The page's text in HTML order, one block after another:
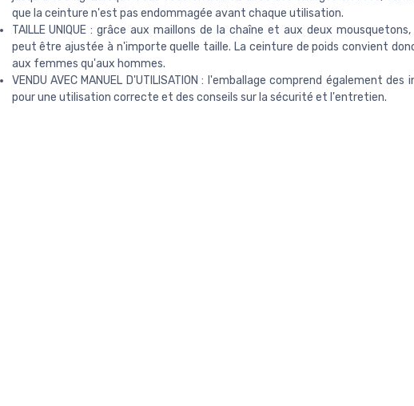
que la ceinture n'est pas endommagée avant chaque utilisation.
TAILLE UNIQUE : grâce aux maillons de la chaîne et aux deux
peut être ajustée à n'importe quelle taille. La ceinture de poids convient
aux femmes qu'aux hommes.
VENDU AVEC MANUEL D'UTILISATION : l'emballage comprend également
pour une utilisation correcte et des conseils sur la sécurité et l'entretien.